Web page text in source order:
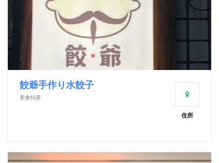
餃爺手作り水餃子
美食特産
住所